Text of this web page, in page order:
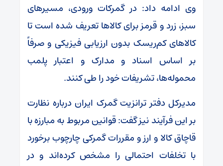
وی ادامه داد: در گمرکات ورودی، مسیرهای
سبز، زرد و قرمز برای کالاها تعریف شده است تا
کالاهای کم‌ریسک بدون ارزیابی فیزیکی و صرفاً
بر اساس اسناد و مدارک و اعتبار پلمب
محموله‌ها، تشریفات خود را طی کنند.
مدیرکل دفتر ترانزیت گمرک ایران درباره نظارت
بر این فرآیند نیز گفت: قوانین مربوط به مبارزه با
قاچاق کالا و ارز و مقررات گمرکی چارچوب برخورد
با تخلفات احتمالی را مشخص کرده‌اند و در